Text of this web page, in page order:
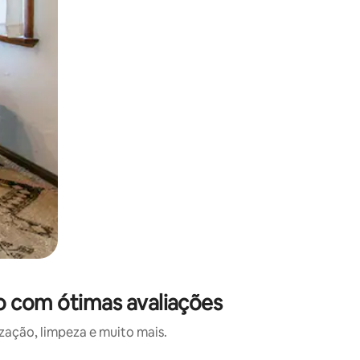
com ótimas avaliações
limpeza e muito mais.